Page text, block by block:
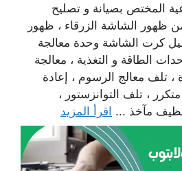
المختص بصيانة و تصليح
ظهور الشاشة الزرقاء ، ظهور
كرت الشاشة وحدة معالجة
الطاقة و التغذية ، معالجة
، تلف معالج الرسوم ، إعادة
، تلف التوانزستور ،
مآخذ ... اقرأ المزيد